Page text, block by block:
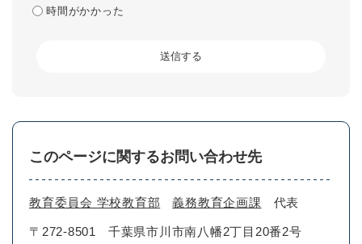
時間がかかった
このページに関するお問い合わせ先
教育委員会 学校教育部 義務教育企画課 代表
〒272-8501
千葉県市川市南八幡2丁目20番2号